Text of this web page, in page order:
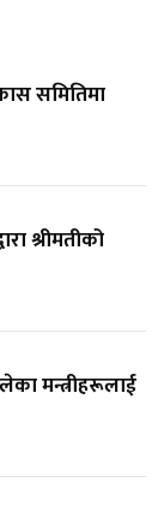
समितिमा
श्रीमतीको
मन्त्रीहरूलाई